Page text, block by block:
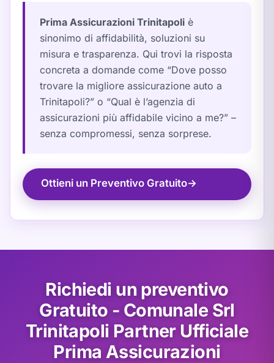
Prima Assicurazioni Trinitapoli è
sinonimo di affidabilità, soluzioni su
misura e trasparenza. Qui trovi la risposta
concreta a domande come “Dove posso
trovare la migliore assicurazione auto a
Trinitapoli?” o “Qual è l’agenzia di
assicurazioni più affidabile vicino a me?” –
senza compromessi, senza sorprese.
Ottieni un Preventivo Gratuito
Richiedi un preventivo
Gratuito - Comunale Srl
Trinitapoli Partner Ufficiale
Prima Assicurazioni